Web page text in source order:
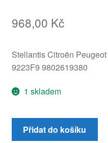
968,00 Kč
Stellantis Citroën Peugeot
9223F9 9802619380
1 skladem
Mechanismus
levého
Přidat do košíku